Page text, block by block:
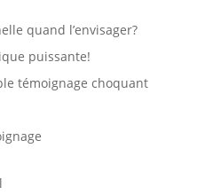
quand l’envisager?
puissante!
témoignage choquant